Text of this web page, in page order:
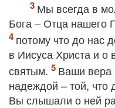
Мы всегда в
Бога – Отца нашего
потому что до нас
в Иисуса Христа и
святым.
Ваши
надеждой – той, что
Вы слышали о ней